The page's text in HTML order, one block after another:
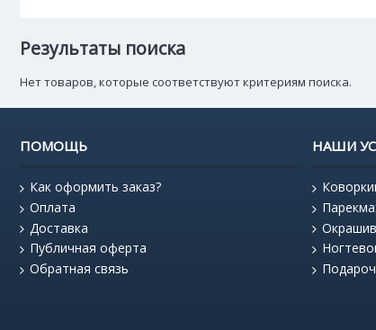
Результаты поиска
Нет товаров, которые соответствуют критериям поиска.
ПОМОЩЬ
Как оформить заказ?
Оплата
Доставка
Публичная оферта
Обратная связь
НАШИ